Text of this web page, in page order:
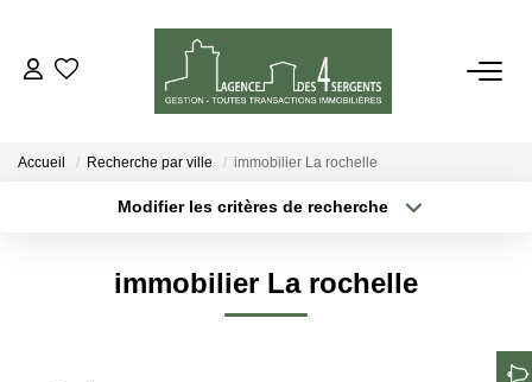
VENTES
Accueil Recherche par ville immobilier La rochelle
Modifier les critères de recherche
Type de bienimmobilier La rochelle